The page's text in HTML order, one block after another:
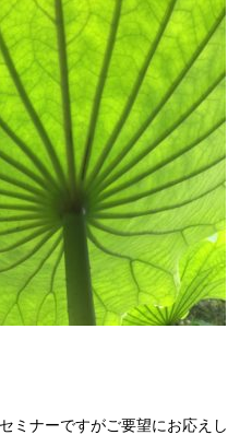
ミナーですがご要望にお応えし